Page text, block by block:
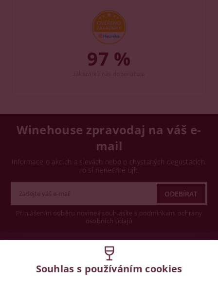
97 %
Winehouse zpravodaj na váš e-
mail
Informace o akcích a slevách nebo o chystaných degustacích.
To si nenechte ujít.
Přihlášením odběru novinek souhlasíte s podmínkami ochrany
osobních údajů
LegislativaSouhlas s používáním cookies